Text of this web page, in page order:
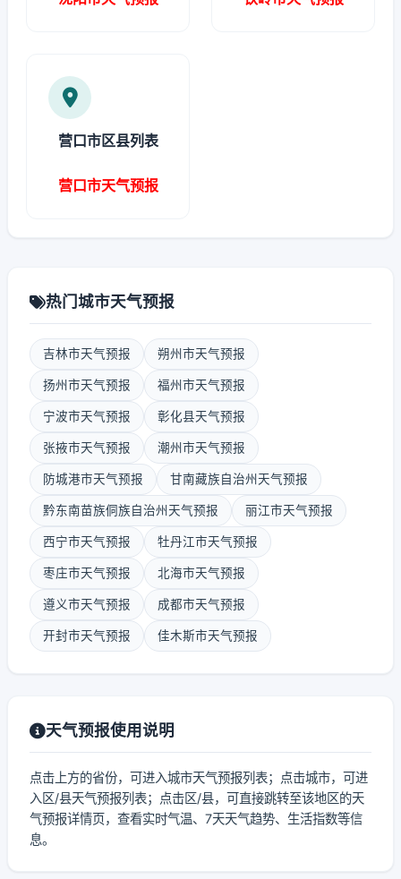
营口市区县列表
营口市天气预报
热门城市天气预报
吉林市天气预报 朔州市天气预报
扬州市天气预报 福州市天气预报
宁波市天气预报 彰化县天气预报
张掖市天气预报 潮州市天气预报
防城港市天气预报 甘南藏族自治州天气预报
黔东南苗族侗族自治州天气预报 丽江市天气预报
西宁市天气预报 牡丹江市天气预报
枣庄市天气预报 北海市天气预报
遵义市天气预报 成都市天气预报
开封市天气预报 佳木斯市天气预报
天气预报使用说明
点击上方的省份，可进入城市天气预报列表；点击城市，可进
入区/县天气预报列表；点击区/县，可直接跳转至该地区的天
气预报详情页，查看实时气温、7天天气趋势、生活指数等信
息。